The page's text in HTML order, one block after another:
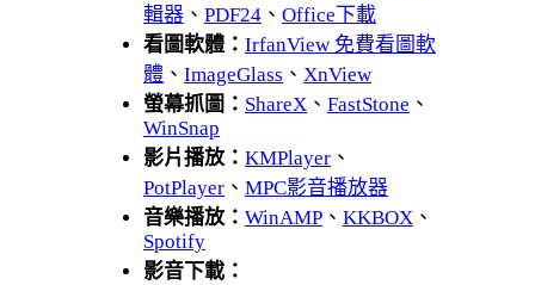
輯器 、 PDF24 、 Office下載
看圖軟體： IrfanView 免費看圖軟
體 、 ImageGlass 、 XnView
螢幕抓圖： ShareX 、 FastStone 、
WinSnap
影片播放： KMPlayer 、
PotPlayer 、 MPC影音播放器
音樂播放： WinAMP 、 KKBOX 、
Spotify
影音下載：